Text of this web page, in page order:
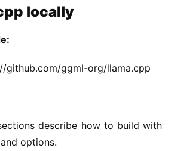
locally
github.com/ggml-org/llama.cpp
describe how to build with
options.